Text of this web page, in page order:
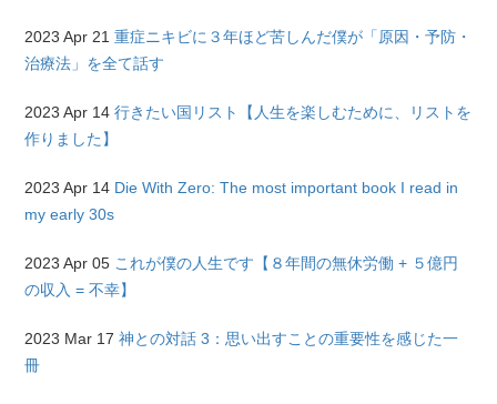
2023 Apr 21 重症ニキビに３年ほど苦しんだ僕が「原因・予防・
治療法」を全て話す
2023 Apr 14 行きたい国リスト【人生を楽しむために、リストを
作りました】
2023 Apr 14 Die With Zero: The most important book I read in
my early 30s
2023 Apr 05 これが僕の人生です【８年間の無休労働 + ５億円
の収入 = 不幸】
2023 Mar 17 神との対話 3：思い出すことの重要性を感じた一
冊